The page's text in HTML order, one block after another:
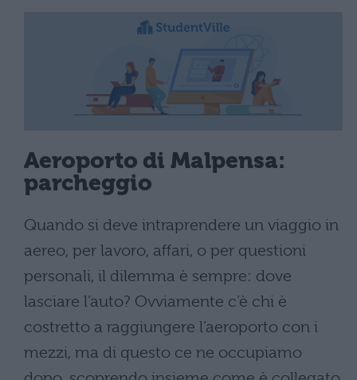
Aeroporto di Malpensa:
parcheggio
Quando si deve intraprendere un viaggio in
aereo, per lavoro, affari, o per questioni
personali, il dilemma è sempre: dove
lasciare l’auto? Ovviamente c’è chi è
costretto a raggiungere l’aeroporto con i
mezzi, ma di questo ce ne occupiamo